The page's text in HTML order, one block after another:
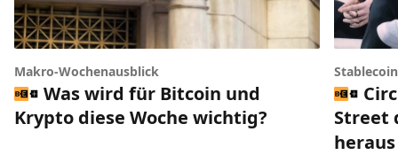
Makro-Wochenausblick
Was wird für Bitcoin und
Krypto diese Woche wichtig?
Street
heraus